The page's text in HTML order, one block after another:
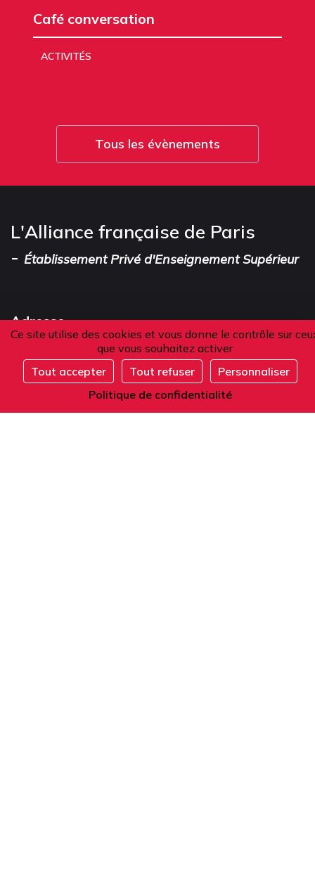
Ce site utilise des cookies et vous donne le contrôle sur
que vous souhaitez activer
Tout accepter
Tout refuser
Personnaliser
Politique de confidentialité
S'inscrire
Café conversation
ACTIVITÉS
Tous les évènements
L'Alliance française de Paris
- Établissement Privé d'Enseignement Supérieur
Adresse
101 boulevard Raspail
75006 Paris